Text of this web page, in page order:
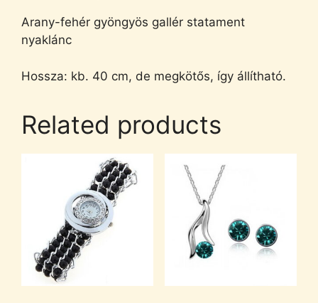
Arany-fehér gyöngyös gallér statament
nyaklánc
Hossza: kb. 40 cm, de megkötős, így állítható.
Related products